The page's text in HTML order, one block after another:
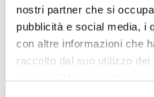
nostri partner che si
pubblicità e social media, i
con altre informazioni che
raccolto dal suo utilizzo
€ 126,50